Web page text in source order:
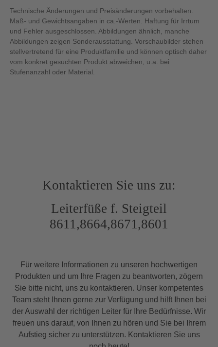
Technische Änderungen und Preisänderungen vorbehalten.
Maß- und Gewichtsangaben in ca.-Werten. Haftung für Irrtum
und Fehler ausgeschlossen. Abbildungen ähnlich, manche
Abbildungen zeigen Sonderausstattung. Vorschaubilder stehen
stellvertretend für eine Produktfamilie und können optisch daher
vom konkret gesuchten Produkt abweichen, u.a. bei
Stufenanzahl oder Material.
Kontaktieren Sie uns zu:
Leiterfüße f. Steigteil
8611,8664,8671,8601
Für weitere Informationen zu unseren hochwertigen
Produkten und um Ihre Fragen zu beantworten, zögern
Sie bitte nicht, uns zu kontaktieren. Unser kompetentes
Team steht Ihnen gerne zur Verfügung und hilft Ihnen bei
der Auswahl der richtigen Leiter für Ihre Bedürfnisse. Wir
freuen uns darauf, von Ihnen zu hören und Sie bei Ihrem
Aufstieg sicher zu unterstützen. Kontaktieren Sie uns